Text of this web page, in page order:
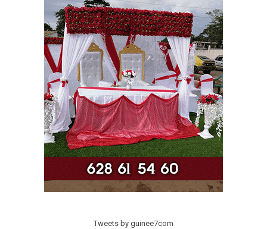
Tweets by guinee7com